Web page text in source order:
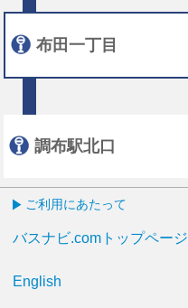
布田一丁目
調布駅北口
ご利用にあたって
バスナビ.comトップページ
English